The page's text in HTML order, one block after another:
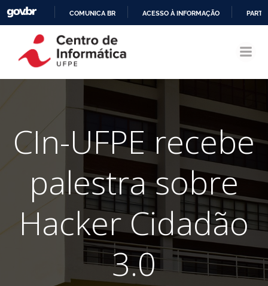
CONTEÚDO
COMUNICA BR ACESSO À INFORMAÇÃO
CIn-UFPE recebe
palestra sobre
Hacker Cidadão
3.0